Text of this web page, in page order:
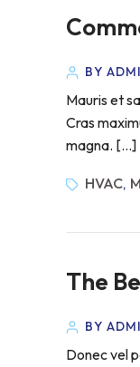
BY
Mauris et
Cras
magna. […]
HVAC,
The
BY
Donec vel